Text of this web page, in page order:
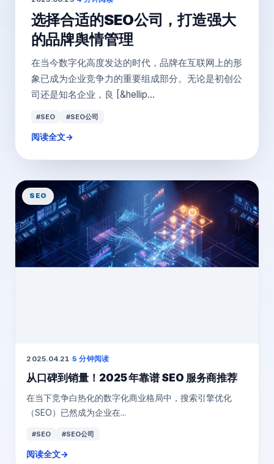
选择合适的SEO公司，打造强大
的品牌舆情管理
在当今数字化高度发达的时代，品牌在互联网上的形
象已成为企业竞争力的重要组成部分。无论是初创公
司还是知名企业，良 [&hellip...
#SEO #SEO公司
阅读全文→
SEO
2025.04.21·5 分钟阅读
从口碑到销量！2025 年靠谱 SEO 服务商推荐
在当下竞争白热化的数字化商业格局中，搜索引擎优化
（SEO）已然成为企业在...
#SEO #SEO公司
阅读全文→